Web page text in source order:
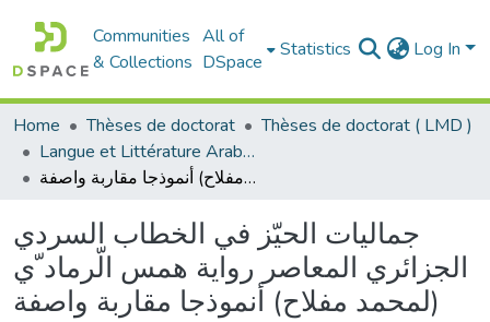
Communities
& Collections
All of
DSpace
Statistics Log In
Home Thèses de doctorat
Thèses de doctorat ( LMD )
Langue et Littérature Arabes - الأدب العربي
جماليات الحيّز في الخطاب السردي الجزائري المعاصر رواية همس الّرماد ّي (لمحمد مفلاح) أنموذجا مقاربة واصفة
جماليات الحيّز في الخطاب السردي
الجزائري المعاصر رواية همس الّرماد ّي
(لمحمد مفلاح) أنموذجا مقاربة واصفة